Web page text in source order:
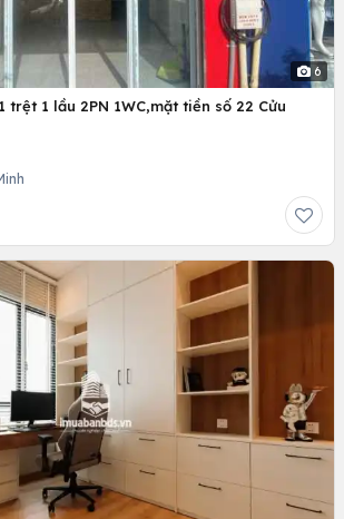
6
trệt 1 lầu 2PN 1WC,mặt tiền số 22 Cửu